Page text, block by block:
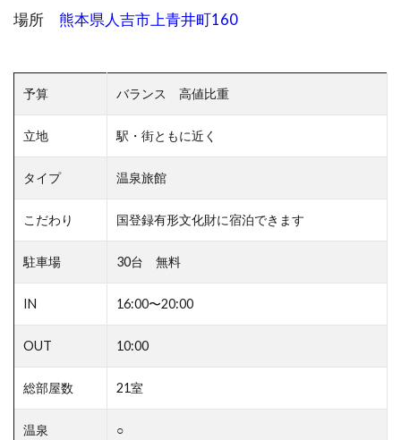
場所 熊本県人吉市上青井町160
予算 バランス 高値比重
立地 駅・街ともに近く
タイプ 温泉旅館
こだわり 国登録有形文化財に宿泊できます
駐車場 30台 無料
IN 16:00〜20:00
OUT 10:00
総部屋数 21室
温泉 ○